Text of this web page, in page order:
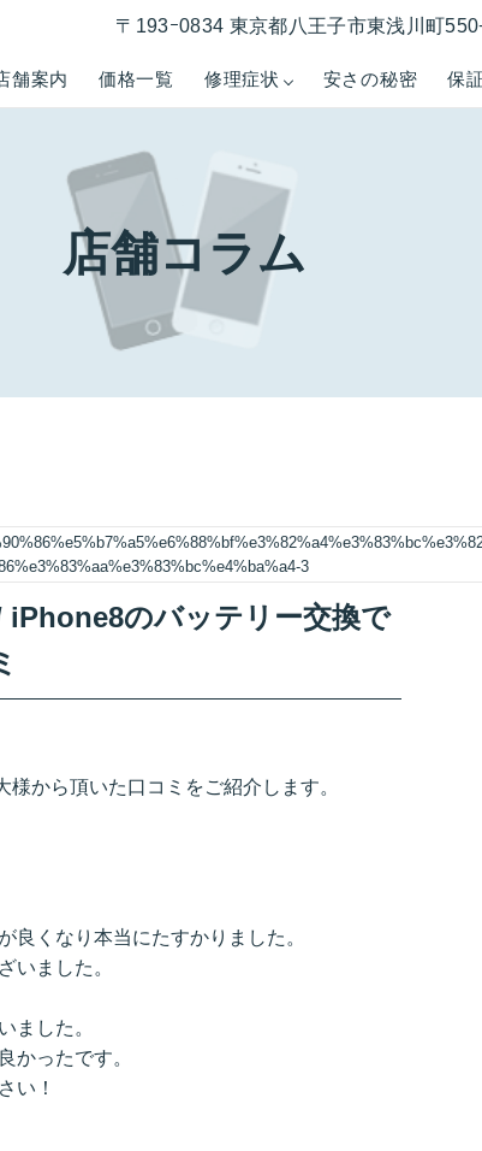
舗案内 価格一覧 修理症状 安さの秘密 保
〒193ｰ0834 東京都八王子市東浅川町
店舗コラム
3
iPhone8のバッテリー交換で
から頂いた口コミをご紹介します。
り本当にたすかりました。
した。
した。
ったです。
い！